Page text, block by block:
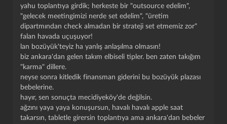
yahu toplantıya girdik; herkeste bir "outsource edelim",
"gelecek meetingimizi nerde set edelim", "üretim
dipartmından check almadan bir strateji set etmemiz zor"
falan havada uçuşuyor!
lan bozüyük'teyiz ha yanlış anlaşılma olmasın!
biz ankara'dan gelen takım elbiseli tipler. ben zaten takığım
"karma" dillere.
neyse sonra kitledik finansman giderini bu bozüyük plazası
bebelerine.
hayır, sen sonuçta mecidiyeköy'de değilsin.
ağzını yaya yaya konuşursun, havalı havalı apple saat
takarsın, tabletle girersin toplantıya ama ankara'dan bebeler